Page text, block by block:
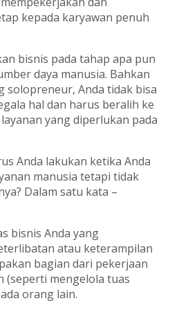
kepada karyawan penuh
bisnis pada tahap apa pun
daya manusia. Bahkan
solopreneur, Anda tidak bisa
hal dan harus beralih ke
yang diperlukan pada
Anda lakukan ketika Anda
manusia tetapi tidak
Dalam satu kata –
bisnis Anda yang
atau keterampilan
bagian dari pekerjaan
(seperti mengelola tuas
orang lain.